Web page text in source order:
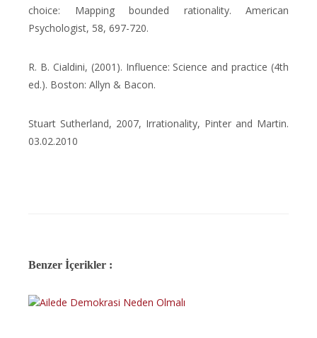
choice: Mapping bounded rationality. American
Psychologist, 58, 697-720.
R. B. Cialdini, (2001). Influence: Science and practice (4th
ed.). Boston: Allyn & Bacon.
Stuart Sutherland, 2007, Irrationality, Pinter and Martin.
03.02.2010
Benzer İçerikler :